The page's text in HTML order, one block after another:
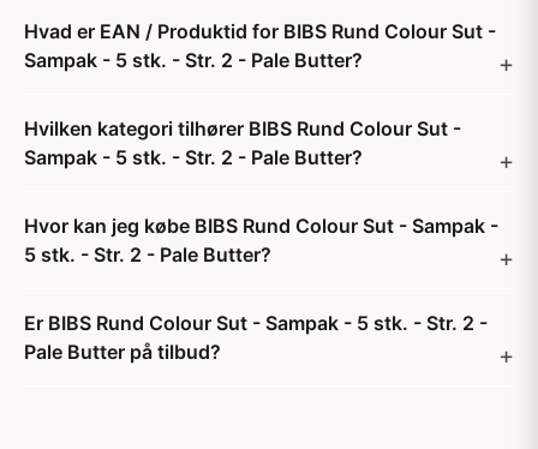
Hvad er EAN / Produktid for BIBS Rund Colour Sut -
Sampak - 5 stk. - Str. 2 - Pale Butter?
Hvilken kategori tilhører BIBS Rund Colour Sut -
Sampak - 5 stk. - Str. 2 - Pale Butter?
Hvor kan jeg købe BIBS Rund Colour Sut - Sampak -
5 stk. - Str. 2 - Pale Butter?
Er BIBS Rund Colour Sut - Sampak - 5 stk. - Str. 2 -
Pale Butter på tilbud?